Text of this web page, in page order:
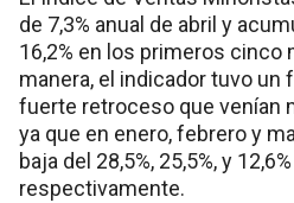
de 7,3% anual de abril y
16,2% en los primeros cinco
manera, el indicador tuvo un
fuerte retroceso que venían
ya que en enero, febrero y
baja del 28,5%, 25,5%, y
respectivamente.